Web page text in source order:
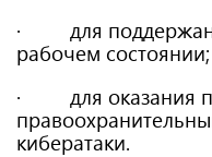
· для
рабочем состоянии;
· для оказания
кибератаки.